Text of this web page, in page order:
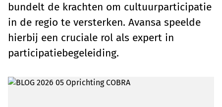
bundelt de krachten om cultuurparticipatie
in de regio te versterken. Avansa speelde
hierbij een cruciale rol als expert in
participatiebegeleiding.